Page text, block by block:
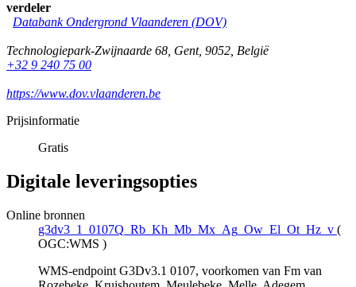
verdeler
Databank Ondergrond Vlaanderen (DOV)
Technologiepark-Zwijnaarde 68, Gent, 9052, België
+32 9 240 75 00
https://www.dov.vlaanderen.be
Prijsinformatie
Gratis
Digitale leveringsopties
Online bronnen
g3dv3_1_0107Q_Rb_Kh_Mb_Mx_Ag_Ow_El_Ot_Hz_v (
OGC:WMS )
WMS-endpoint G3Dv3.1 0107, voorkomen van Fm van